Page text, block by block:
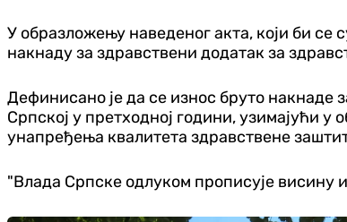
У образложењу наведеног акта, који би
накнаду за здравствени додатак за
Дефинисано је да се износ бруто накнаде
Српској у претходној години, узимајући
унапређења квалитета здравствене
"Влада Српске одлуком прописује висину